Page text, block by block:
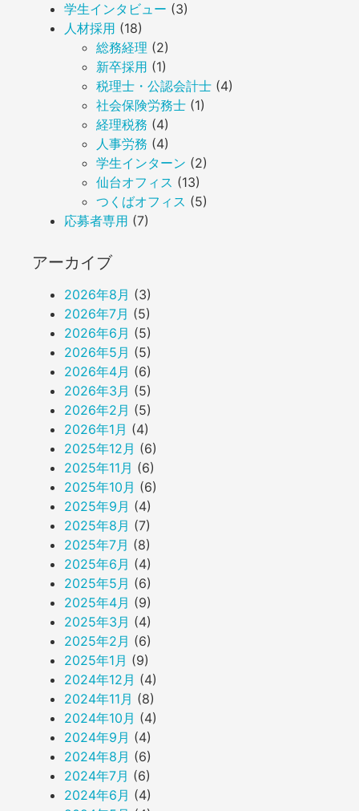
学生インタビュー (3)
人材採用 (18)
総務経理 (2)
新卒採用 (1)
税理士・公認会計士 (4)
社会保険労務士 (1)
経理税務 (4)
人事労務 (4)
学生インターン (2)
仙台オフィス (13)
つくばオフィス (5)
応募者専用 (7)
アーカイブ
2026年8月 (3)
2026年7月 (5)
2026年6月 (5)
2026年5月 (5)
2026年4月 (6)
2026年3月 (5)
2026年2月 (5)
2026年1月 (4)
2025年12月 (6)
2025年11月 (6)
2025年10月 (6)
2025年9月 (4)
2025年8月 (7)
2025年7月 (8)
2025年6月 (4)
2025年5月 (6)
2025年4月 (9)
2025年3月 (4)
2025年2月 (6)
2025年1月 (9)
2024年12月 (4)
2024年11月 (8)
2024年10月 (4)
2024年9月 (4)
2024年8月 (6)
2024年7月 (6)
2024年6月 (4)